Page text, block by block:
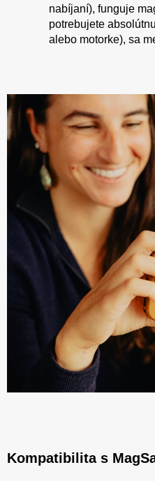
nabíjaní), funguje
potrebujete
alebo motorke), sa
Kompatibilita s